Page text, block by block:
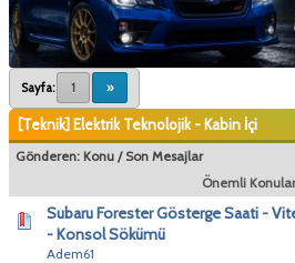
Sayfa: 1 »
[Teknik] Elektrik Teknolojik - Kabin İçi
Gönderen: Konu / Son Mesajlar
Önemli Konular
Subaru Forester Gösterge Saati -
- Konsol Sökümü
Adem61